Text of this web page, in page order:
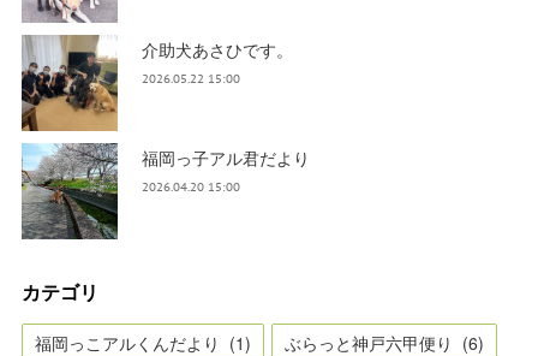
介助犬あさひです。
2026.05.22 15:00
福岡っ子アル君だより
2026.04.20 15:00
カテゴリ
福岡っこアルくんだより (1) ぶらっと神戸六甲便り (6)